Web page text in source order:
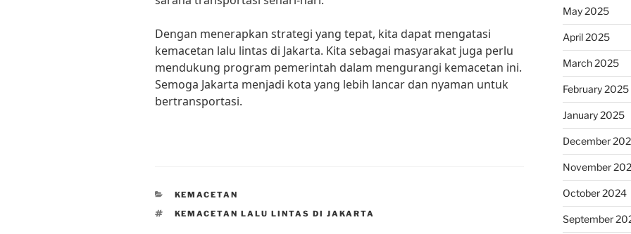
Dengan menerapkan strategi yang tepat, kita dapat mengatasi
kemacetan lalu lintas di Jakarta. Kita sebagai masyarakat juga perlu
mendukung program pemerintah dalam mengurangi kemacetan ini.
Semoga Jakarta menjadi kota yang lebih lancar dan nyaman untuk
bertransportasi.
CATEGORIES
KEMACETAN
TAGS
KEMACETAN LALU LINTAS DI JAKARTA
May 2025
April 2025
March 2025
February 2025
January 2025
December
November
October 2024
September